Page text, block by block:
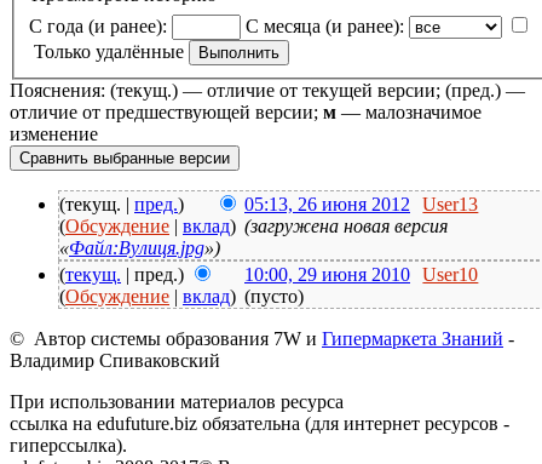
С года (и ранее):
С месяца (и ранее):
Только удалённые
Пояснения: (текущ.) — отличие от текущей версии; (пред.) —
отличие от предшествующей версии; м — малозначимое
изменение
(текущ. | пред.) 05:13, 26 июня 2012
User13
(Обсуждение | вклад) (загружена новая версия
«Файл:Вулиця.jpg»)
(текущ. | пред.) 10:00, 29 июня 2010
User10
(Обсуждение | вклад) (пусто)
© Автор системы образования 7W и Гипермаркета Знаний -
Владимир Спиваковский
При использовании материалов ресурса
ссылка на edufuture.biz обязательна (для интернет ресурсов -
гиперссылка).